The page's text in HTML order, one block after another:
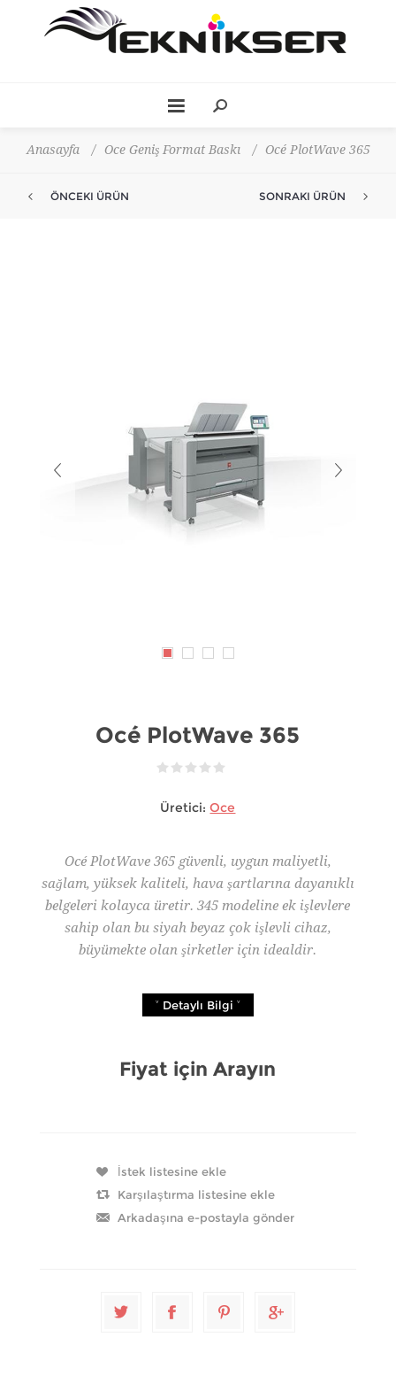
Anasayfa / Oce Geniş Format Baskı / Océ PlotWave 365
ÖNCEKI ÜRÜN SONRAKI ÜRÜN
Océ PlotWave 365
Üretici: Oce
Océ PlotWave 365 güvenli, uygun maliyetli,
sağlam, yüksek kaliteli, hava şartlarına dayanıklı
belgeleri kolayca üretir. 345 modeline ek işlevlere
sahip olan bu siyah beyaz çok işlevli cihaz,
büyümekte olan şirketler için idealdir.
˅ Detaylı Bilgi ˅
Fiyat için Arayın